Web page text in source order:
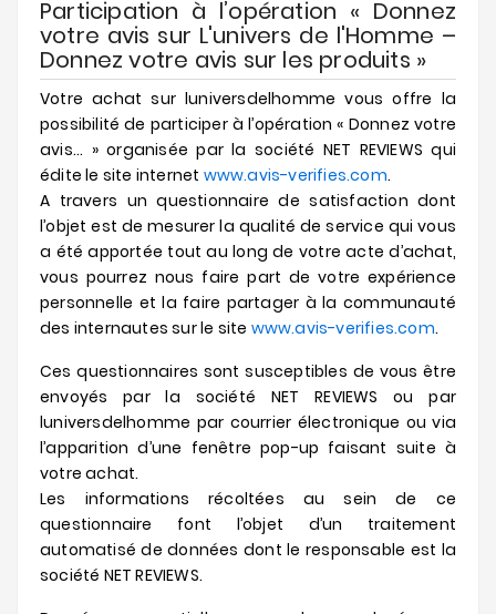
Participation à l’opération « Donnez
votre avis sur L'univers de l'Homme –
Donnez votre avis sur les produits »
Votre achat sur luniversdelhomme vous offre la
possibilité de participer à l’opération « Donnez votre
avis... » organisée par la société NET REVIEWS qui
édite le site internet www.avis-verifies.com.
A travers un questionnaire de satisfaction dont
l’objet est de mesurer la qualité de service qui vous
a été apportée tout au long de votre acte d’achat,
vous pourrez nous faire part de votre expérience
personnelle et la faire partager à la communauté
des internautes sur le site www.avis-verifies.com.
Ces questionnaires sont susceptibles de vous être
envoyés par la société NET REVIEWS ou par
luniversdelhomme par courrier électronique ou via
l’apparition d’une fenêtre pop-up faisant suite à
votre achat.
Les informations récoltées au sein de ce
questionnaire font l’objet d’un traitement
automatisé de données dont le responsable est la
société NET REVIEWS.